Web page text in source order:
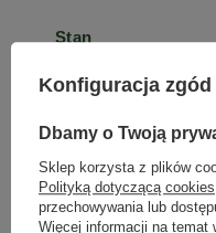
Stan
Klasa
Marka
Konfiguracja zgód
Dbamy o Twoją
Sklep korzysta z plików
Polityką dotyczącą cookies
przechowywania lub
Więcej informacji na temat